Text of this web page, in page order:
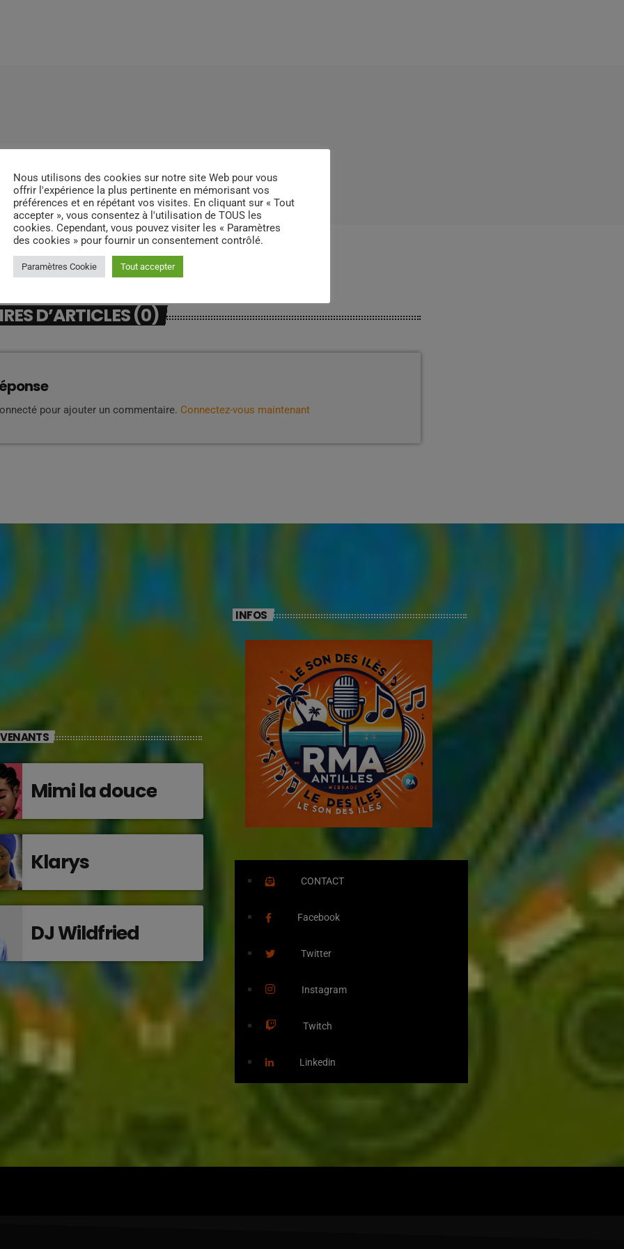
D’ARTICLES (0)
pour ajouter un commentaire. Connectez-vous maintenant
Mimi la douce
Klarys
DJ Wildfried
INFOS
CONTACT
Facebook
Twitter
Instagram
Twitch
Linkedin
Nous utilisons des cookies sur notre site Web pour vous
offrir l'expérience la plus pertinente en mémorisant vos
préférences et en répétant vos visites. En cliquant sur « Tout
accepter », vous consentez à l'utilisation de TOUS les
cookies. Cependant, vous pouvez visiter les « Paramètres
des cookies » pour fournir un consentement contrôlé.
Paramètres Cookie Tout accepter